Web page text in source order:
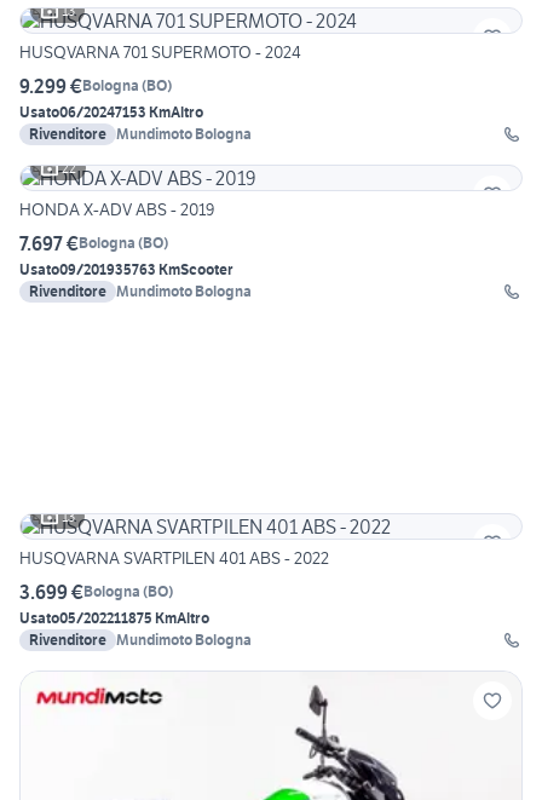
13
HUSQVARNA 701 SUPERMOTO - 2024
9.299 €Bologna (BO)
Usato06/20247153 KmAltro
Rivenditore Mundimoto Bologna
22
HONDA X-ADV ABS - 2019
7.697 €Bologna (BO)
Usato09/201935763 KmScooter
Rivenditore Mundimoto Bologna
13
HUSQVARNA SVARTPILEN 401 ABS - 2022
3.699 €Bologna (BO)
Usato05/202211875 KmAltro
Rivenditore Mundimoto Bologna